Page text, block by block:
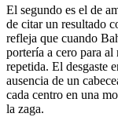
El segundo es el de
de citar un resultado
refleja que cuando
portería a cero para al
repetida. El desgaste
ausencia de un
cada centro en una
la zaga.